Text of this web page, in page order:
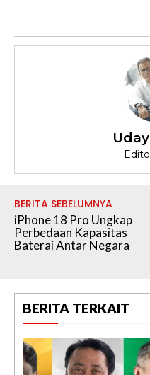
BERITA SEBELUMNYA
iPhone 18 Pro Ungkap
Perbedaan Kapasitas
Baterai Antar Negara
BERITA TERKAIT